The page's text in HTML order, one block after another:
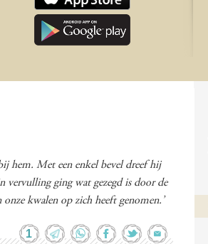
hem. Met een enkel bevel dreef hij
vervulling ging wat gezegd is door de
kwalen op zich heeft genomen.’
1